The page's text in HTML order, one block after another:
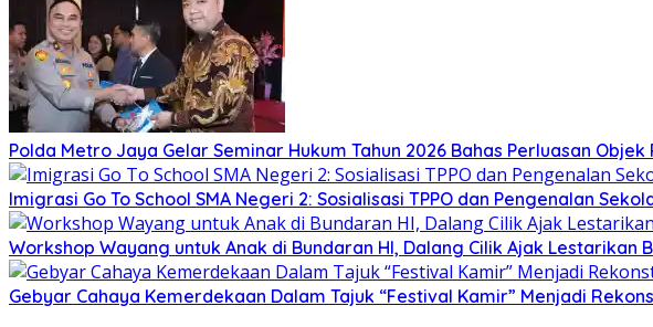
Polda Metro Jaya Gelar Seminar Hukum Tahun 2026 Bahas Perluasan
Imigrasi Go To School SMA Negeri 2: Sosialisasi TPPO dan Pengenalan
Workshop Wayang untuk Anak di Bundaran HI, Dalang Cilik Ajak Lestarikan
Gebyar Cahaya Kemerdekaan Dalam Tajuk “Festival Kamir” Menjadi